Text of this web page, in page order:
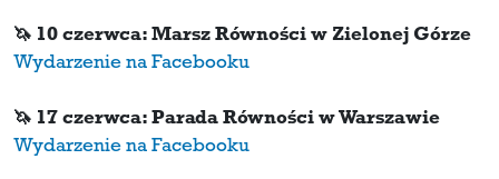
🦄 10 czerwca: Marsz Równości w Zielonej Górze
Wydarzenie na Facebooku
🦄 17 czerwca: Parada Równości w Warszawie
Wydarzenie na Facebooku